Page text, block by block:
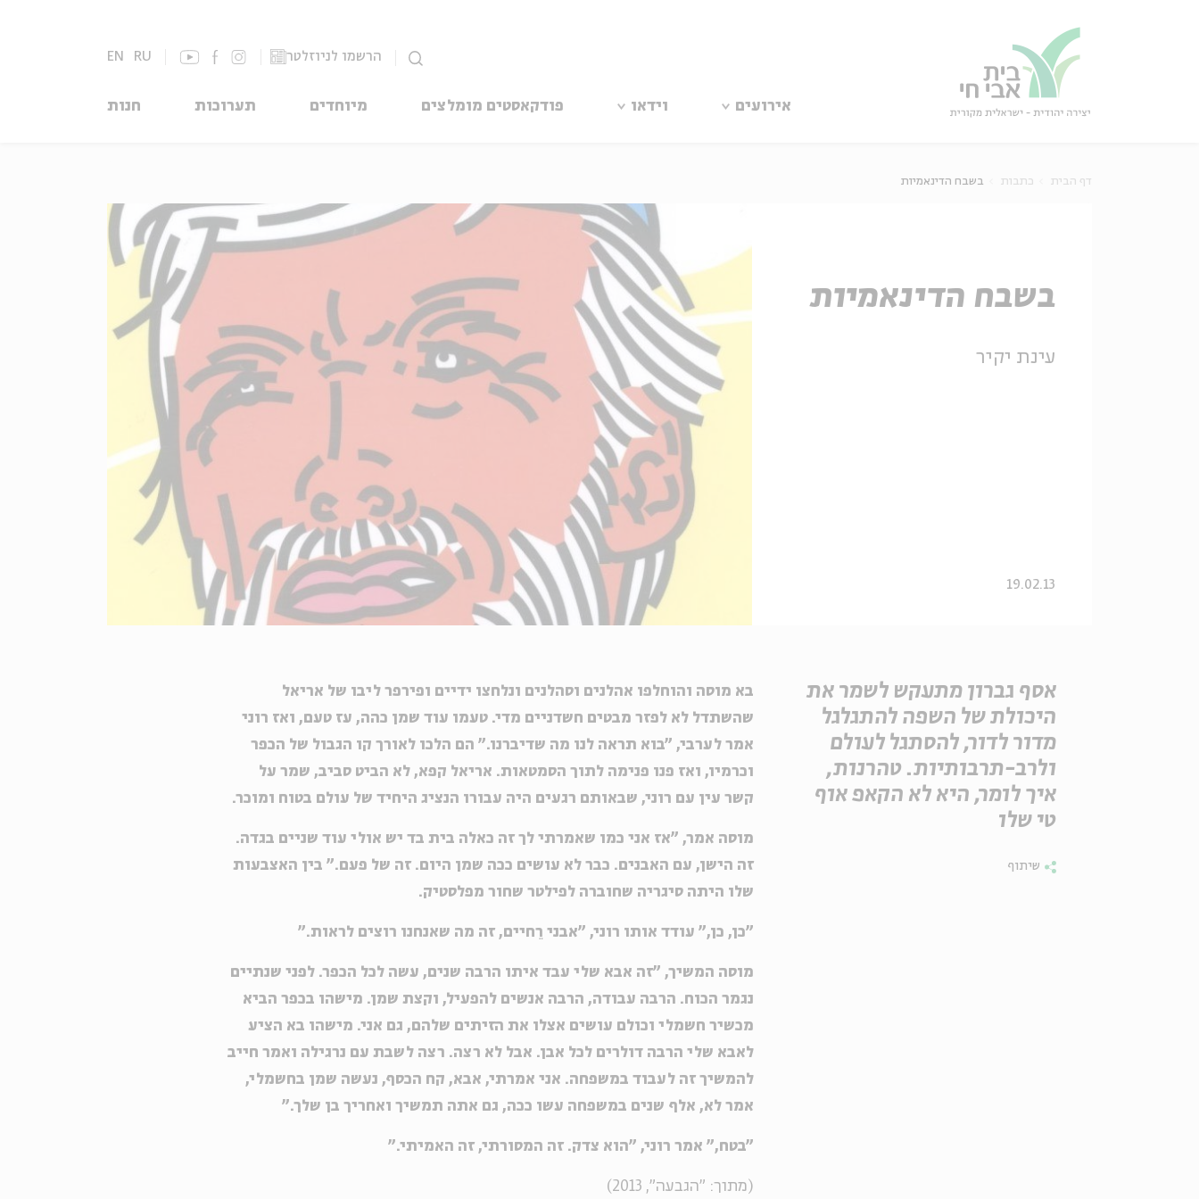
הרשמו לניוזלטר EN RU
אירועים וידאו פודקאסטים מומלצים מיוחדים תערוכות חנות
דף הבית כתבות בשבח הדינאמיות
בשבח הדינאמיות
עינת יקיר
19.02.13
אסף גברון מתעקש לשמר את
היכולת של השפה להתגלגל
מדור לדור, להסתגל לעולם
ולרב-תרבותיות. טהרנות,
איך לומר, היא לא הקאפ אוף
טי שלו
שיתוף
בא מוסה והוחלפו אהלנים וסהלנים ונלחצו ידיים ופירפר ליבו של אריאל
שהשתדל לא לפזר מבטים חשדניים מדי. טעמו עוד שמן כהה, עז טעם, ואז רוני
אמר לערבי, "בוא תראה לנו מה שדיברנו." הם הלכו לאורך קו הגבול של הכפר
וכרמיו, ואז פנו פנימה לתוך הסמטאות. אריאל קפא, לא הביט סביב, שמר על
קשר עין עם רוני, שבאותם רגעים היה עבורו הנציג היחיד של עולם בטוח ומוכר.
מוסה אמר, "אז אני כמו שאמרתי לך זה כאלה בית בד יש אולי עוד שניים בגדה.
זה הישן, עם האבנים. כבר לא עושים ככה שמן היום. זה של פעם." בין האצבעות
שלו היתה סיגריה שחוברה לפילטר שחור מפלסטיק.
"כן, כן," עודד אותו רוני, "אבני רֵחיים, זה מה שאנחנו רוצים לראות."
מוסה המשיך, "זה אבא שלי עבד איתו הרבה שנים, עשה לכל הכפר. לפני שנתיים
נגמר הכוח. הרבה עבודה, הרבה אנשים להפעיל, וקצת שמן. מישהו בכפר הביא
מכשיר חשמלי וכולם עושים אצלו את הזיתים שלהם, גם אני. מישהו בא הציע
לאבא שלי הרבה דולרים לכל אבן. אבל לא רצה. רצה לשבת עם נרגילה ואמר חייב
להמשיך זה לעבוד במשפחה. אני אמרתי, אבא, קח הכסף, נעשה שמן בחשמלי,
אמר לא, אלף שנים במשפחה עשו ככה, גם אתה תמשיך ואחריך בן שלך."
"בטח," אמר רוני, "הוא צדק. זה המסורתי, זה האמיתי."
(מתוך: "הגבעה", 2013)